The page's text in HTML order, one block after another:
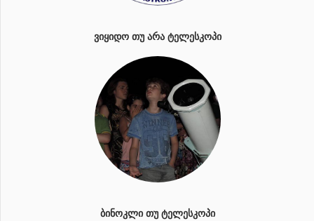
ᲕᲘᲧᲘᲓᲝ ᲗᲣ ᲐᲠᲐ ᲢᲔᲚᲔᲡᲙᲝᲞᲘ
ᲑᲘᲜᲝᲙᲚᲘ ᲗᲣ ᲢᲔᲚᲔᲡᲙᲝᲞᲘ